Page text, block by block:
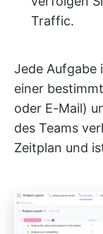
Traffic.
Jede Aufgabe
einer
oder E-Mail)
des Teams
Zeitplan und